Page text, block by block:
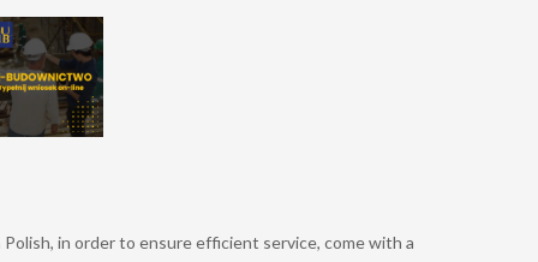
in order to ensure efficient service, come with a